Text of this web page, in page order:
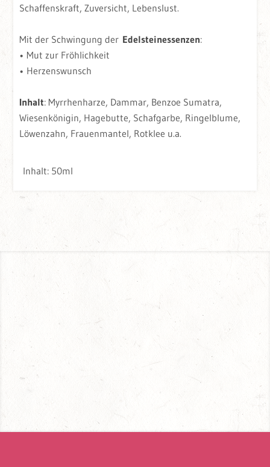
Schaffenskraft, Zuversicht, Lebenslust.
Mit der Schwingung der Edelsteinessenzen:
• Mut zur Fröhlichkeit
• Herzenswunsch
Inhalt: Myrrhenharze, Dammar, Benzoe Sumatra,
Wiesenkönigin, Hagebutte, Schafgarbe, Ringelblume,
Löwenzahn, Frauenmantel, Rotklee u.a.
Inhalt: 50ml